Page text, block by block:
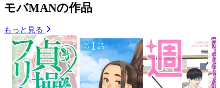
モバMANの作品
もっと見る